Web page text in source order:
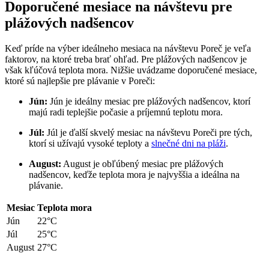
Doporučené mesiace na návštevu pre
plážových nadšencov
Keď príde na výber ideálneho mesiaca na návštevu Poreč je veľa
faktorov, na ktoré treba brať ohľad. Pre plážových nadšencov je
však kľúčová teplota mora. Nižšie uvádzame doporučené mesiace,
ktoré sú najlepšie pre plávanie v Poreči:
Jún: Jún je ideálny mesiac pre plážových nadšencov, ktorí
majú radi teplejšie počasie a príjemnú teplotu mora.
Júl: Júl je ďalší skvelý mesiac na návštevu Poreči pre tých,
ktorí si užívajú vysoké teploty a slnečné dni na pláži.
August: August je obľúbený mesiac pre plážových
nadšencov, keďže teplota mora je najvyššia a ideálna na
plávanie.
Mesiac Teplota mora
Jún
22°C
Júl
25°C
August 27°C